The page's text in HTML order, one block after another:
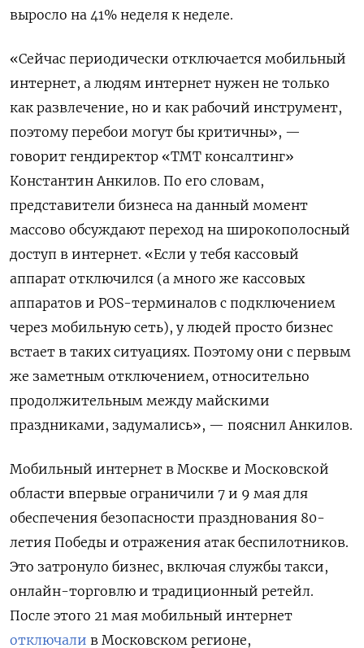
выросло на 41% неделя к неделе.
«Сейчас периодически отключается мобильный
интернет, а людям интернет нужен не только
как развлечение, но и как рабочий инструмент,
поэтому перебои могут бы критичны», —
говорит гендиректор «ТМТ консалтинг»
Константин Анкилов. По его словам,
представители бизнеса на данный момент
массово обсуждают переход на широкополосный
доступ в интернет. «Если у тебя кассовый
аппарат отключился (а много же кассовых
аппаратов и POS-терминалов с подключением
через мобильную сеть), у людей просто бизнес
встает в таких ситуациях. Поэтому они с первым
же заметным отключением, относительно
продолжительным между майскими
праздниками, задумались», — пояснил Анкилов.
Мобильный интернет в Москве и Московской
области впервые ограничили 7 и 9 мая для
обеспечения безопасности празднования 80-
летия Победы и отражения атак беспилотников.
Это затронуло бизнес, включая службы такси,
онлайн-торговлю и традиционный ретейл.
После этого 21 мая мобильный интернет
отключали в Московском регионе,